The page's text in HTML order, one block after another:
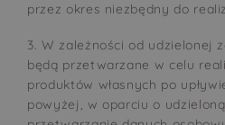
przez okres niezbędny do
3. W zależności od udzielonej
będą przetwarzane w celu
produktów własnych po
powyżej, w oparciu o